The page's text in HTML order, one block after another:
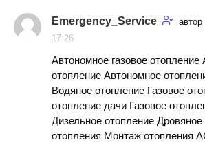
Emergency_Service автор
17:26
Автономное газовое отопление
отопление Автономное
Водяное отопление Газовое
отопление дачи Газовое
Дизельное отопление
отопления Монтаж отопления